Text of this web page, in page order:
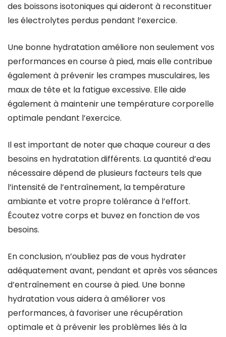
des boissons isotoniques qui aideront à reconstituer
les électrolytes perdus pendant l’exercice.
Une bonne hydratation améliore non seulement vos
performances en course à pied, mais elle contribue
également à prévenir les crampes musculaires, les
maux de tête et la fatigue excessive. Elle aide
également à maintenir une température corporelle
optimale pendant l’exercice.
Il est important de noter que chaque coureur a des
besoins en hydratation différents. La quantité d’eau
nécessaire dépend de plusieurs facteurs tels que
l’intensité de l’entraînement, la température
ambiante et votre propre tolérance à l’effort.
Écoutez votre corps et buvez en fonction de vos
besoins.
En conclusion, n’oubliez pas de vous hydrater
adéquatement avant, pendant et après vos séances
d’entraînement en course à pied. Une bonne
hydratation vous aidera à améliorer vos
performances, à favoriser une récupération
optimale et à prévenir les problèmes liés à la